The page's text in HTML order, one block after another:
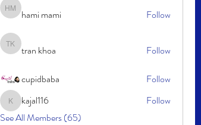
hami mami
hami mami Follow
tran khoa
tran khoa Follow
cupidbaba Follow
kajal116kajal116
Follow
See All Members (65)